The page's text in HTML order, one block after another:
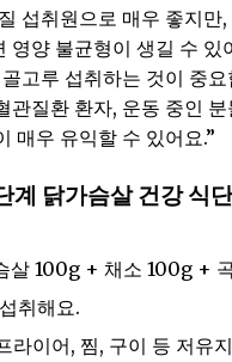
섭취원으로 매우 좋지만,
영양 불균형이 생길 수 있
고루 섭취하는 것이 중
관질환 환자, 운동 중인
매우 유익할 수 있어요.”
계 닭가슴살 건강 식단
살 100g + 채소 100g +
취해요.
라이어, 찜, 구이 등 저유